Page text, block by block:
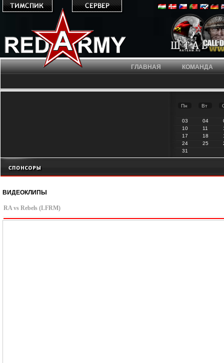
ГЛАВНАЯ КОМАНДА
Пн Вт
03 04
10
11
17
18
24
25
31
ВИДЕОКЛИПЫ
RA vs Rebels (LFRM)